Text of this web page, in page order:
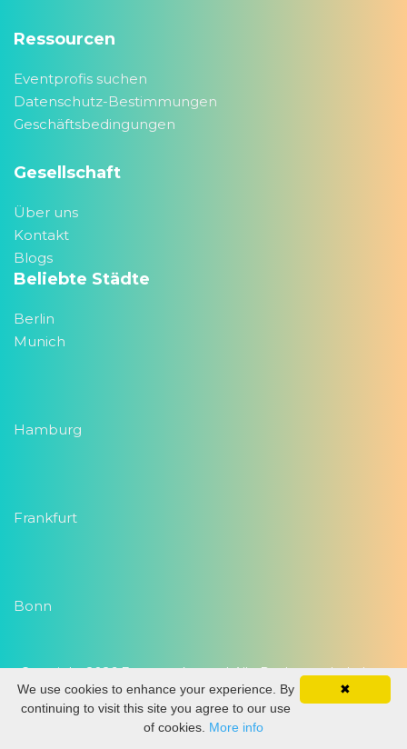
Ressourcen
Eventprofis suchen
Datenschutz-Bestimmungen
Geschäftsbedingungen
Gesellschaft
Über uns
Kontakt
Blogs
Beliebte Städte
Berlin
Munich
Hamburg
Frankfurt
Bonn
Copyright 2026Eventwork.com| Alle Rechte vorbehalten
✖
We use cookies to enhance your experience. By
continuing to visit this site you agree to our use
of cookies. More info